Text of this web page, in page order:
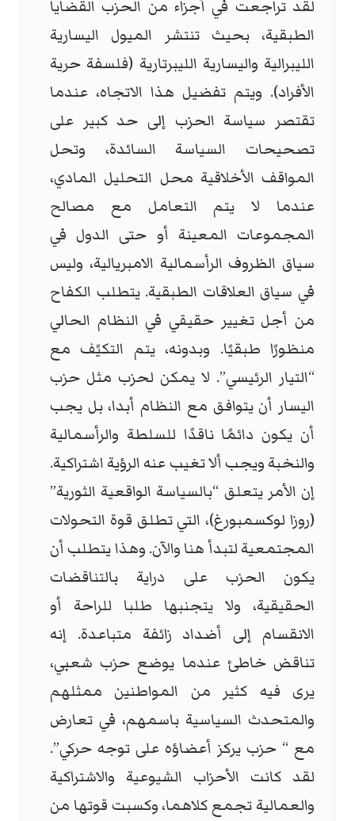
لقد تراجعت في أجزاء من الحزب القضايا
الطبقية، بحيث تنتشر الميول اليسارية
الليبرالية واليسارية الليبرتارية (فلسفة حرية
الأفراد). ويتم تفضيل هذا الاتجاه، عندما
تقتصر سياسة الحزب إلى حد كبير على
تصحيحات السياسة السائدة، وتحل
المواقف الأخلاقية محل التحليل المادي،
عندما لا يتم التعامل مع مصالح
المجموعات المعينة أو حتى الدول في
سياق الظروف الرأسمالية الامبريالية، وليس
في سياق العلاقات الطبقية. يتطلب الكفاح
من أجل تغيير حقيقي في النظام الحالي
منظورًا طبقيًا. وبدونه، يتم التكيًف مع
“التيار الرئيسي”. لا يمكن لحزب مثل حزب
اليسار أن يتوافق مع النظام أبدا، بل يجب
أن يكون دائمًا ناقدًا للسلطة والرأسمالية
والنخبة ويجب ألا تغيب عنه الرؤية اشتراكية.
إن الأمر يتعلق “بالسياسة الواقعية الثورية”
(روزا لوكسمبورغ)، التي تطلق قوة التحولات
المجتمعية لتبدأ هنا والآن. وهذا يتطلب أن
يكون الحزب على دراية بالتناقضات
الحقيقية، ولا يتجنبها طلبا للراحة أو
الانقسام إلى أضداد زائفة متباعدة. إنه
تناقض خاطئ عندما يوضع حزب شعبي،
يرى فيه كثير من المواطنين ممثلهم
والمتحدث السياسية باسمهم، في تعارض
مع “ حزب يركز أعضاؤه على توجه حركي”.
لقد كانت الأحزاب الشيوعية والاشتراكية
والعمالية تجمع كلاهما، وكسبت قوتها من